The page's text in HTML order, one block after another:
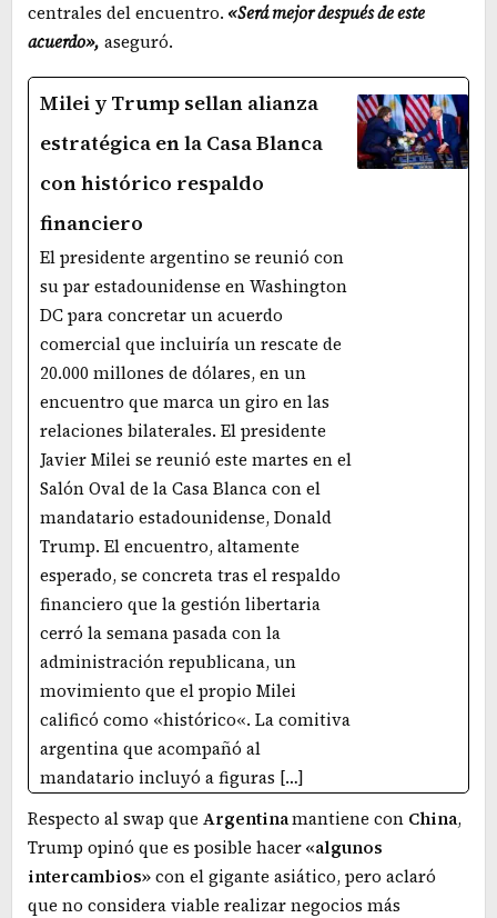
centrales del encuentro. «Será mejor después de este
acuerdo», aseguró.
Milei y Trump sellan alianza
estratégica en la Casa Blanca
con histórico respaldo
financiero
El presidente argentino se reunió con
su par estadounidense en Washington
DC para concretar un acuerdo
comercial que incluiría un rescate de
20.000 millones de dólares, en un
encuentro que marca un giro en las
relaciones bilaterales. El presidente
Javier Milei se reunió este martes en el
Salón Oval de la Casa Blanca con el
mandatario estadounidense, Donald
Trump. El encuentro, altamente
esperado, se concreta tras el respaldo
financiero que la gestión libertaria
cerró la semana pasada con la
administración republicana, un
movimiento que el propio Milei
calificó como «histórico«. La comitiva
argentina que acompañó al
mandatario incluyó a figuras […]
Respecto al swap que Argentinamantiene con China,
Trump opinó que es posible hacer«algunos
intercambios»con el gigante asiático, pero aclaró
que no considera viable realizar negocios más